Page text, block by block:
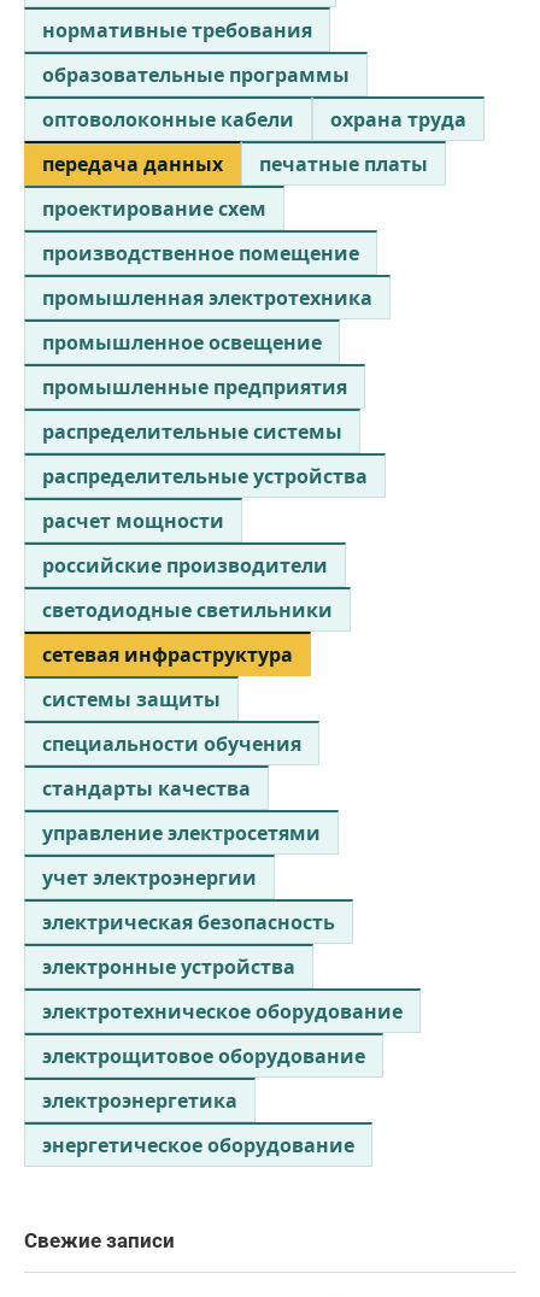
нормативные требования
образовательные программы
оптоволоконные кабели
охрана труда
передача данных
печатные платы
проектирование схем
производственное помещение
промышленная электротехника
промышленное освещение
промышленные предприятия
распределительные системы
распределительные устройства
расчет мощности
российские производители
светодиодные светильники
сетевая инфраструктура
системы защиты
специальности обучения
стандарты качества
управление электросетями
учет электроэнергии
электрическая безопасность
электронные устройства
электротехническое оборудование
электрощитовое оборудование
электроэнергетика
энергетическое оборудование
Свежие записи